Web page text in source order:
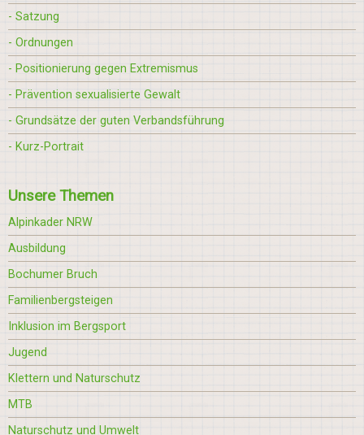
- Satzung
- Ordnungen
- Positionierung gegen Extremismus
- Prävention sexualisierte Gewalt
- Grundsätze der guten Verbandsführung
- Kurz-Portrait
Unsere Themen
Alpinkader NRW
Ausbildung
Bochumer Bruch
Familienbergsteigen
Inklusion im Bergsport
Jugend
Klettern und Naturschutz
MTB
Naturschutz und Umwelt